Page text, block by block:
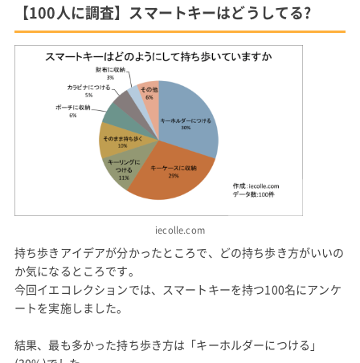
【100人に調査】スマートキーはどうしてる?
iecolle.com
持ち歩きアイデアが分かったところで、どの持ち歩き方がいいの
か気になるところです。
今回イエコレクションでは、スマートキーを持つ100名にアンケ
ートを実施しました。
結果、最も多かった持ち歩き方は「キーホルダーにつける」